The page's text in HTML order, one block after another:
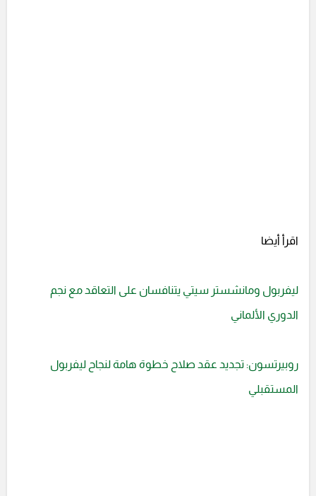
اقرأ أيضا
ليفربول ومانشستر سيتي يتنافسان على التعاقد مع نجم
الدوري الألماني
روبيرتسون: تجديد عقد صلاح خطوة هامة لنجاح ليفربول
المستقبلي